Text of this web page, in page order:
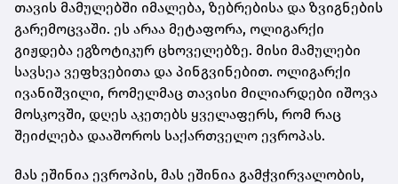
თავის მამულებში იმალება, ზებრებისა და ზვიგნების
გარემოცვაში. ეს არაა მეტაფორა, ოლიგარქი
გიჟდება ეგზოტიკურ ცხოველებზე. მისი მამულები
სავსეა ვეფხვებითა და პინგვინებით. ოლიგარქი
ივანიშვილი, რომელმაც თავისი მილიარდები იშოვა
მოსკოვში, დღეს აკეთებს ყველაფერს, რომ რაც
შეიძლება დააშოროს საქართველო ევროპას.
მას ეშინია ევროპის, მას ეშინია გამჭვირვალობის,